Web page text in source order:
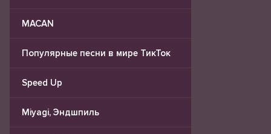
MACAN
Популярные песни в мире ТикТок
Speed Up
Miyagi, Эндшпиль